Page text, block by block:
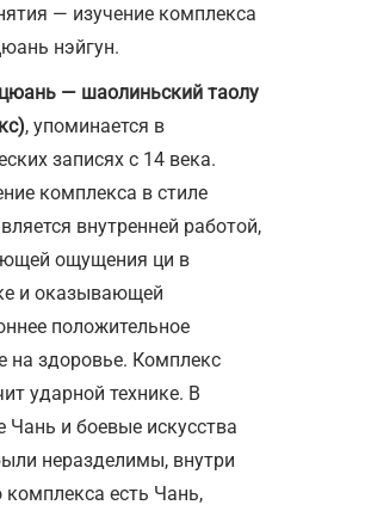
— изучение комплекса
нэйгун.
— шаолиньский таолу
, упоминается в
записях с 14 века.
комплекса в стиле
внутренней работой,
ощущения ци в
и оказывающей
положительное
на здоровье. Комплекс
ударной технике. В
Чань и боевые искусства
неразделимы, внутри
комплекса есть Чань,